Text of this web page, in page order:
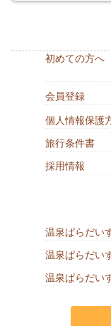
初めての方へ
会員登録
個人情報保護
旅行条件書
採用情報
温泉ぱらだい
温泉ぱらだい
温泉ぱらだい